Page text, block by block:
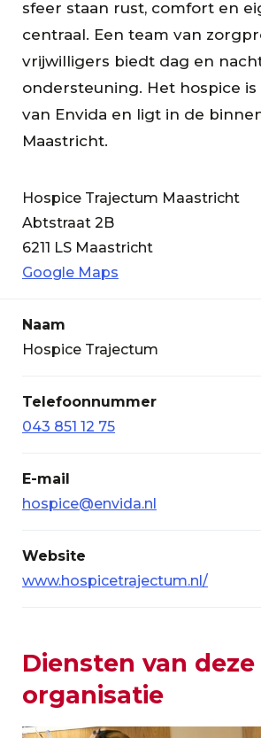
sfeer staan rust, comfort en
centraal. Een team van
vrijwilligers biedt dag en
ondersteuning. Het hospice
van Envida en ligt in de
Maastricht.
Hospice Trajectum Maastricht
Abtstraat 2B
6211 LS Maastricht
Google Maps
Naam
Hospice Trajectum
Telefoonnummer
043 851 12 75
E-mail
hospice@envida.nl
Website
www.hospicetrajectum.nl/
Diensten van deze
organisatie